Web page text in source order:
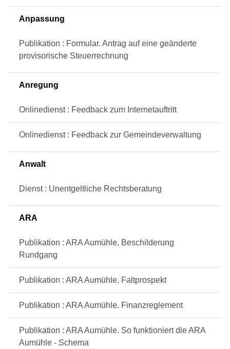
Anpassung
Publikation : Formular. Antrag auf eine geänderte
provisorische Steuerrechnung
Anregung
Onlinedienst : Feedback zum Internetauftritt
Onlinedienst : Feedback zur Gemeindeverwaltung
Anwalt
Dienst : Unentgeltliche Rechtsberatung
ARA
Publikation : ARA Aumühle. Beschilderung
Rundgang
Publikation : ARA Aumühle. Faltprospekt
Publikation : ARA Aumühle. Finanzreglement
Publikation : ARA Aumühle. So funktioniert die ARA
Aumühle - Schema